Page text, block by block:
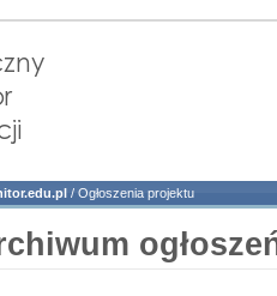
/ Ogłoszenia projektu